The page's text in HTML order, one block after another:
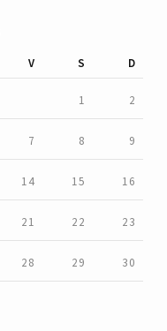
V S D
1 2
7 8 9
14 15 16
21 22 23
28 29 30